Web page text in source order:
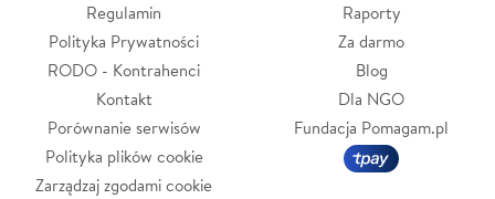
Regulamin
Polityka Prywatności
RODO - Kontrahenci
Kontakt
Porównanie serwisów
Polityka plików cookie
Zarządzaj zgodami cookie
Raporty
Za darmo
Blog
Dla NGO
Fundacja Pomagam.pl